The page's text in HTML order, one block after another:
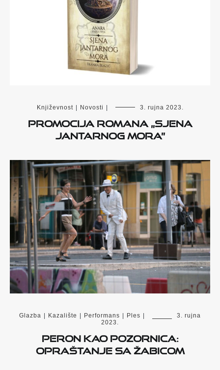
Književnost | Novosti | 3. rujna 2023.
Promocija romana „Sjena
Jantarnog mora”
Glazba | Kazalište | Performans | Ples |
3. rujna
2023.
Peron kao pozornica:
opraštanje sa Žabicom